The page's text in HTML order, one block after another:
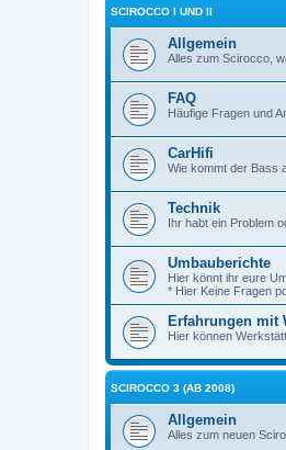
SCIROCCO I UND II
Allgemein
Alles zum Scirocco,
FAQ
Häufige Fragen und
CarHifi
Wie kommt der Bass
Technik
Ihr habt ein Problem
Umbauberichte
Hier könnt ihr eure
* Hier Keine Fragen
Erfahrungen mit
Hier können
SCIROCCO 3 (AB 2008)
Allgemein
Alles zum neuen